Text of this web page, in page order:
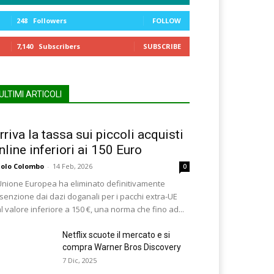
248 Followers FOLLOW
7,140 Subscribers SUBSCRIBE
ARTICOLI
la tassa sui piccoli acquisti
inferiori ai 150 Euro
Colombo - 14 Feb, 2026 0
Europea ha eliminato definitivamente
dai dazi doganali per i pacchi extra-UE
valore inferiore a 150 €, una norma che fino ad...
Netflix scuote il mercato e si
compra Warner Bros Discovery
7 Dic, 2025